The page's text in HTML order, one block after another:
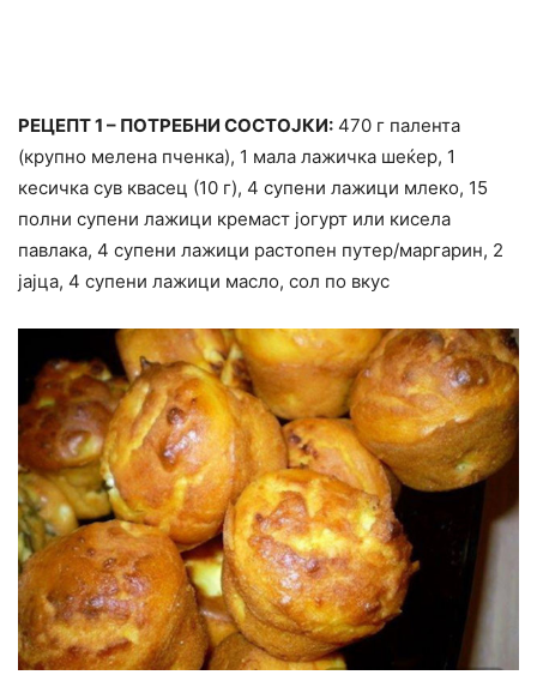
РЕЦЕПТ 1 – ПОТРЕБНИ СОСТОЈКИ: 470 г палента
(крупно мелена пченка), 1 мала лажичка шеќер, 1
кесичка сув квасец (10 г), 4 супени лажици млеко, 15
полни супени лажици кремаст јогурт или кисела
павлака, 4 супени лажици растопен путер/маргарин, 2
јајца, 4 супени лажици масло, сол по вкус